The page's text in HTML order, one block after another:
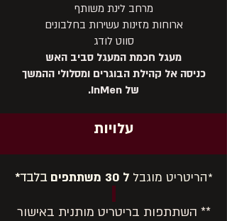
מרחב לינת משותף
ארוחות מזינות עשירות בחלבונים
סווט לודג
מעגל חכמת המעגל סביב האש
כניסה אל קהילת הבוגרים ומסלולי ההמשך
של InMen.
עלויות
*הריטריט מוגבל ל 30 משתתפים בלבד*
** השתתפות בריטריט מותנית באישור